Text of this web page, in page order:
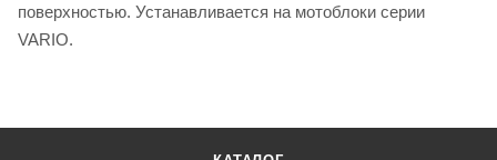
поверхностью. Устанавливается на мотоблоки серии
VARIO.